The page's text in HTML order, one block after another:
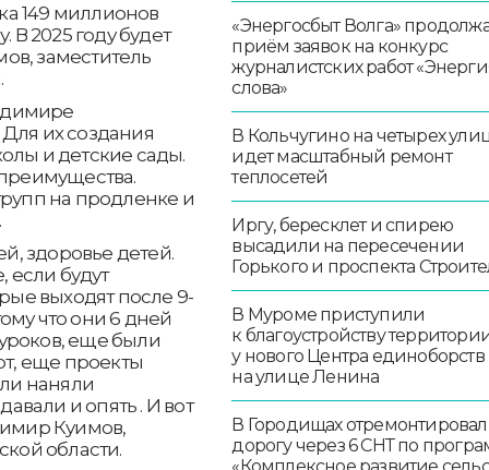
149 миллионов
В 2025 году будет
заместитель
их создания
и детские сады.
на продленке и
здоровье детей.
если будут
выходят после 9-
что они 6 дней
еще были
еще проекты
наняли
и опять . И вот
Куимов,
области.
«Энергосбыт Волга»
приём заявок на конкурс
журналистских работ
слова»
В Кольчугино на четырех
идет масштабный ремонт
теплосетей
Иргу, бересклет и спирею
высадили на пересечении
Горького и проспекта
В Муроме приступили
к благоустройству
у нового Центра единоборств
на улице Ленина
В Городищах
дорогу через 6 СНТ по
«Комплексное развитие